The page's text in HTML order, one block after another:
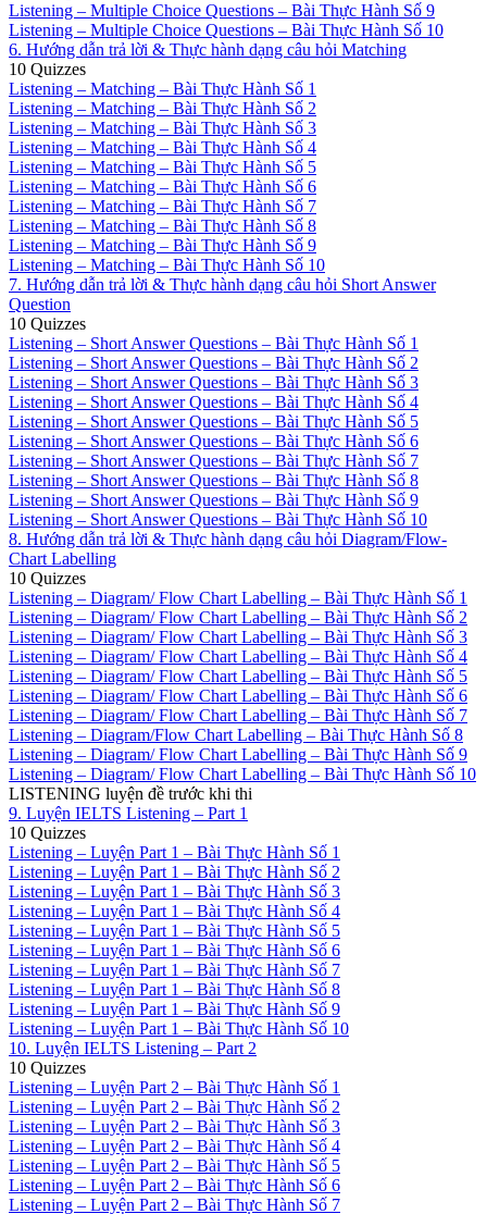
Listening – Multiple Choice Questions – Bài Thực Hành Số 9
Listening – Multiple Choice Questions – Bài Thực Hành Số 10
6. Hướng dẫn trả lời & Thực hành dạng câu hỏi Matching
10 Quizzes
Listening – Matching – Bài Thực Hành Số 1
Listening – Matching – Bài Thực Hành Số 2
Listening – Matching – Bài Thực Hành Số 3
Listening – Matching – Bài Thực Hành Số 4
Listening – Matching – Bài Thực Hành Số 5
Listening – Matching – Bài Thực Hành Số 6
Listening – Matching – Bài Thực Hành Số 7
Listening – Matching – Bài Thực Hành Số 8
Listening – Matching – Bài Thực Hành Số 9
Listening – Matching – Bài Thực Hành Số 10
7. Hướng dẫn trả lời & Thực hành dạng câu hỏi Short Answer
Question
10 Quizzes
Listening – Short Answer Questions – Bài Thực Hành Số 1
Listening – Short Answer Questions – Bài Thực Hành Số 2
Listening – Short Answer Questions – Bài Thực Hành Số 3
Listening – Short Answer Questions – Bài Thực Hành Số 4
Listening – Short Answer Questions – Bài Thực Hành Số 5
Listening – Short Answer Questions – Bài Thực Hành Số 6
Listening – Short Answer Questions – Bài Thực Hành Số 7
Listening – Short Answer Questions – Bài Thực Hành Số 8
Listening – Short Answer Questions – Bài Thực Hành Số 9
Listening – Short Answer Questions – Bài Thực Hành Số 10
8. Hướng dẫn trả lời & Thực hành dạng câu hỏi Diagram/Flow-
Chart Labelling
10 Quizzes
Listening – Diagram/ Flow Chart Labelling – Bài Thực Hành Số 1
Listening – Diagram/ Flow Chart Labelling – Bài Thực Hành Số 2
Listening – Diagram/ Flow Chart Labelling – Bài Thực Hành Số 3
Listening – Diagram/ Flow Chart Labelling – Bài Thực Hành Số 4
Listening – Diagram/ Flow Chart Labelling – Bài Thực Hành Số 5
Listening – Diagram/ Flow Chart Labelling – Bài Thực Hành Số 6
Listening – Diagram/ Flow Chart Labelling – Bài Thực Hành Số 7
Listening – Diagram/Flow Chart Labelling – Bài Thực Hành Số 8
Listening – Diagram/ Flow Chart Labelling – Bài Thực Hành Số 9
Listening – Diagram/ Flow Chart Labelling – Bài Thực Hành Số 10
LISTENING luyện đề trước khi thi
9. Luyện IELTS Listening – Part 1
10 Quizzes
Listening – Luyện Part 1 – Bài Thực Hành Số 1
Listening – Luyện Part 1 – Bài Thực Hành Số 2
Listening – Luyện Part 1 – Bài Thực Hành Số 3
Listening – Luyện Part 1 – Bài Thực Hành Số 4
Listening – Luyện Part 1 – Bài Thực Hành Số 5
Listening – Luyện Part 1 – Bài Thực Hành Số 6
Listening – Luyện Part 1 – Bài Thực Hành Số 7
Listening – Luyện Part 1 – Bài Thực Hành Số 8
Listening – Luyện Part 1 – Bài Thực Hành Số 9
Listening – Luyện Part 1 – Bài Thực Hành Số 10
10. Luyện IELTS Listening – Part 2
10 Quizzes
Listening – Luyện Part 2 – Bài Thực Hành Số 1
Listening – Luyện Part 2 – Bài Thực Hành Số 2
Listening – Luyện Part 2 – Bài Thực Hành Số 3
Listening – Luyện Part 2 – Bài Thực Hành Số 4
Listening – Luyện Part 2 – Bài Thực Hành Số 5
Listening – Luyện Part 2 – Bài Thực Hành Số 6
Listening – Luyện Part 2 – Bài Thực Hành Số 7